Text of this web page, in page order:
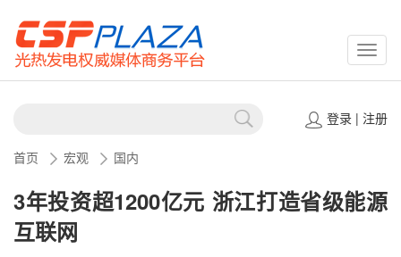
登录| 注册
首页 宏观 国内
3年投资超1200亿元 浙江打造省级能源
互联网